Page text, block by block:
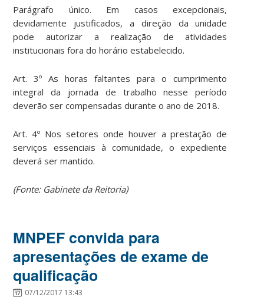
Parágrafo único. Em casos excepcionais,
devidamente justificados, a direção da unidade
pode autorizar a realização de atividades
institucionais fora do horário estabelecido.
Art. 3º As horas faltantes para o cumprimento
integral da jornada de trabalho nesse período
deverão ser compensadas durante o ano de 2018.
Art. 4º Nos setores onde houver a prestação de
serviços essenciais à comunidade, o expediente
deverá ser mantido.
(Fonte: Gabinete da Reitoria)
MNPEF convida para
apresentações de exame de
qualificação
07/12/2017 13:43